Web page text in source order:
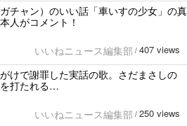
チャン）のいい話「車いすの少女」の真
人がコメント！
いいねニュース編集部 / 407 views
けで謝罪した実話の歌。さだまさしの
を打たれる…
いいねニュース編集部 / 250 views